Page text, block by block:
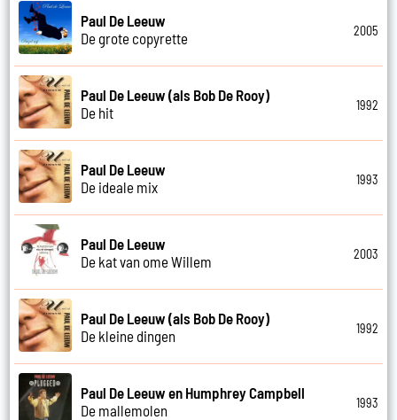
Paul De Leeuw
De grote copyrette
2005
Paul De Leeuw (als Bob De Rooy)
De hit
1992
Paul De Leeuw
De ideale mix
1993
Paul De Leeuw
De kat van ome Willem
2003
Paul De Leeuw (als Bob De Rooy)
De kleine dingen
1992
Paul De Leeuw en Humphrey Campbell
De mallemolen
1993